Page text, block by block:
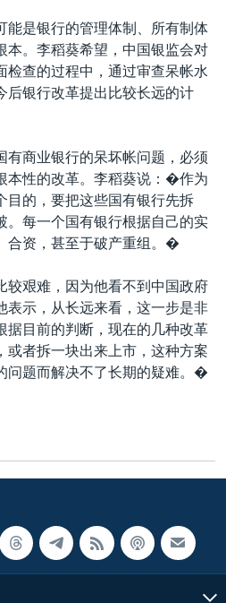
能是银行的管理体制、所有制体
本。李稻葵希望，中国银监会对
检查的过程中，通过审查呆帐水
后银行改革提出比较长远的计
有商业银行的呆坏帐问题，必须
本性的改革。李稻葵说：�作为
目的，要把这些国有银行先拆
。每一个国有银行根据自己的实
合资，甚至于破产重组。�
较艰难，因为他看不到中国政府
表示，从长远来看，这一步是非
目前的判断，现在的几种改革
或者拆一块出来上市，这种方案
问题而解决不了长期的疑难。�